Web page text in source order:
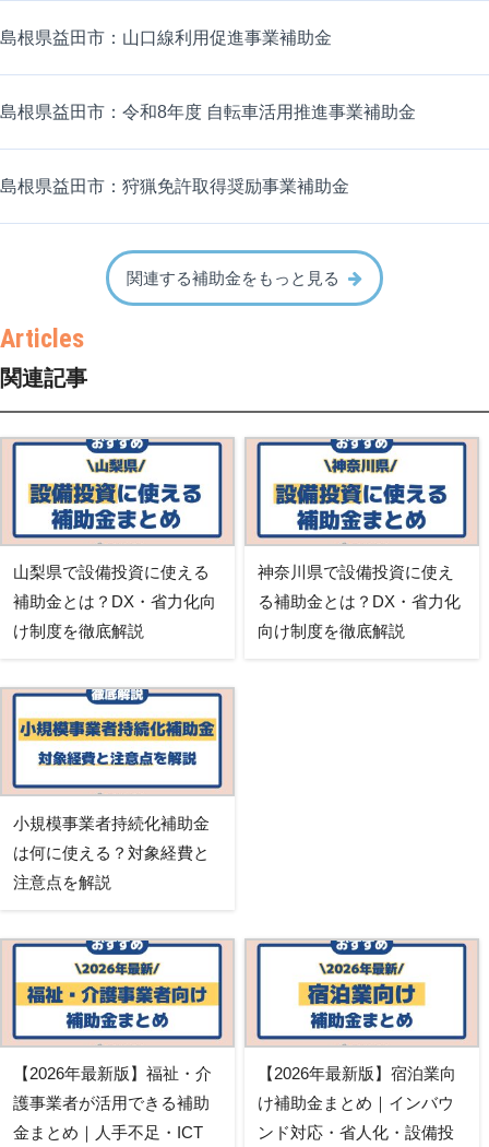
島根県益田市：山口線利用促進事業補助金
島根県益田市：令和8年度 自転車活用推進事業補助金
島根県益田市：狩猟免許取得奨励事業補助金
関連する補助金をもっと見る
関連記事
山梨県で設備投資に使える
補助金とは？DX・省力化向
け制度を徹底解説
神奈川県で設備投資に使え
る補助金とは？DX・省力化
向け制度を徹底解説
小規模事業者持続化補助金
は何に使える？対象経費と
注意点を解説
【2026年最新版】福祉・介
護事業者が活用できる補助
金まとめ｜人手不足・ICT
【2026年最新版】宿泊業向
け補助金まとめ｜インバウ
ンド対応・省人化・設備投